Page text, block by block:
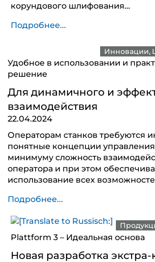
корундового шлифования…
Подробнее...
Инновации
Удобное в использовании и
решение
Для динамичного и
взаимодействия
22.04.2024
Операторам станков требуются
понятные концепции
минимуму сложность
оператора и при этом
использование всех
Подробнее...
Plattform 3 – Идеальная основа
Новая разработка экстра-